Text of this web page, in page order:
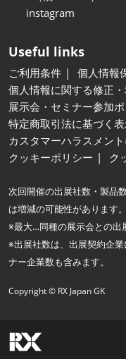
instagram
Useful links
ご利用条件
個人情報
個人情報に関する修正
展示会・セミナー参加
特定商取引法に基づく
カスタマーハラスメン
クッキーポリシー
ク
次回開催の出展社数・製品
は増減の可能性があります。
※最大…同種の展示会との出
※出展社数は、出展契約企
ナー企業数も含みます。
Copyright © RX Japan GK